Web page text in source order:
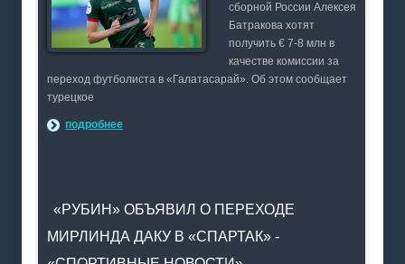
сборной России Алексея
Батракова хотят
получить € 7-8 млн в
качестве комиссии за
переход футболиста в «Галатасарай». Об этом сообщает
турецкое
подробнее
«РУБИН» ОБЪЯВИЛ О ПЕРЕХОДЕ
МИРЛИНДА ДАКУ В «СПАРТАК» -